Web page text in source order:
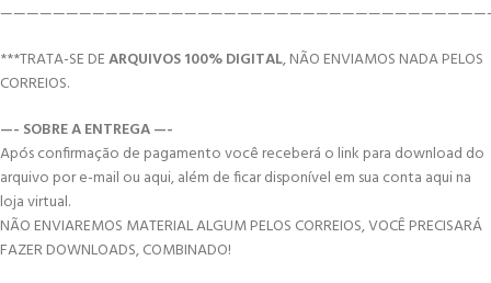
***TRATA-SE DEARQUIVOS 100% DIGITAL, NÃO ENVIAMOS NADA PELOS
CORREIOS.
—- SOBRE A ENTREGA —-
Após confirmação de pagamento você receberá o link para download do
arquivo por e-mail ou aqui, além de ficar disponível em sua conta aqui na
loja virtual.
NÃO ENVIAREMOS MATERIAL ALGUM PELOS CORREIOS, VOCÊ PRECISARÁ
FAZER DOWNLOADS, COMBINADO!